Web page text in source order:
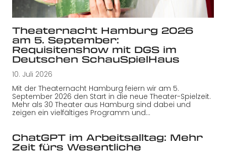
Theaternacht Hamburg 2026
am 5. September:
Requisitenshow mit DGS im
Deutschen SchauSpielHaus
10. Juli 2026
Mit der Theaternacht Hamburg feiern wir am 5.
September 2026 den Start in die neue Theater-Spielzeit.
Mehr als 30 Theater aus Hamburg sind dabei und
zeigen ein vielfältiges Programm und…
ChatGPT im Arbeitsalltag: Mehr
Zeit fürs Wesentliche